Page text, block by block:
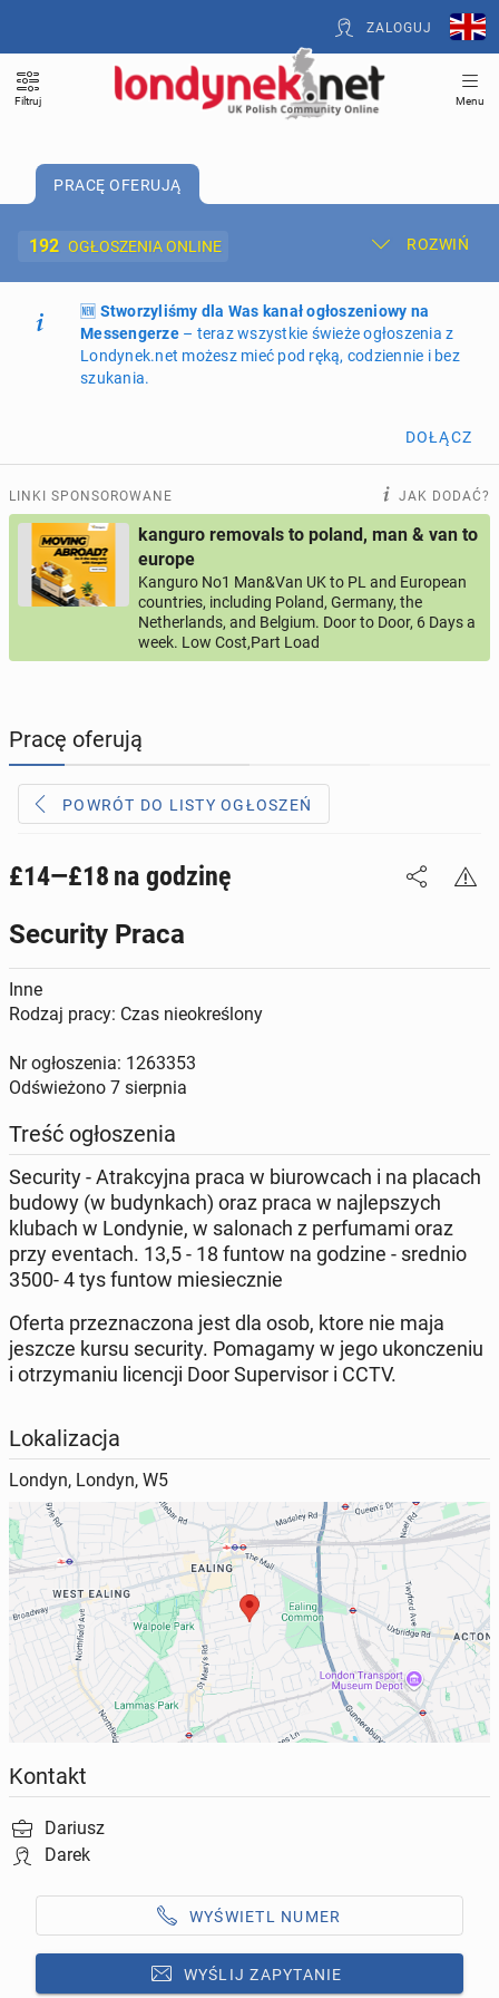
ZALOGUJ
Filtruj Menu
PRACĘ OFERUJĄ
192 OGŁOSZENIA ONLINE ROZWIŃ
Dodaj ogłoszenie Moje ogłoszenia
Oferta i cennik ogłoszeń
ogłoszenia online
PROFILE KANDYDATÓW 289profili online
USŁUGI 164ogłoszenia online
MOTORYZACJA 10ogłoszeń online
TOWARZYSKIE
🆕 Stworzyliśmy dla Was kanał ogłoszeniowy na
Messengerze– teraz wszystkie świeże ogłoszenia z
Londynek.net możesz mieć pod ręką, codziennie i bez
szukania.
DOŁĄCZ
LINKI SPONSOROWANE JAK DODAĆ?
kanguro removals to poland, man & van to
europe
Kanguro No1 Man&Van UK to PL and European
countries, including Poland, Germany, the
Netherlands, and Belgium. Door to Door, 6 Days a
week. Low Cost,Part Load
Pracę oferują
POWRÓT DO LISTY OGŁOSZEŃ
£14—£18 na godzinę
Security Praca
Inne
Rodzaj pracy: Czas nieokreślony
Nr ogłoszenia: 1263353
Odświeżono 7 sierpnia
Treść ogłoszenia
Security - Atrakcyjna praca w biurowcach i na placach
budowy (w budynkach) oraz praca w najlepszych
klubach w Londynie, w salonach z perfumami oraz
przy eventach. 13,5 - 18 funtow na godzine - srednio
3500- 4 tys funtow miesiecznie
Oferta przeznaczona jest dla osob, ktore nie maja
jeszcze kursu security. Pomagamy w jego ukonczeniu
i otrzymaniu licencji Door Supervisor i CCTV.
Lokalizacja
Londyn, Londyn, W5
Kontakt
Dariusz
Darek
WYŚWIETL NUMER
WYŚLIJ ZAPYTANIE